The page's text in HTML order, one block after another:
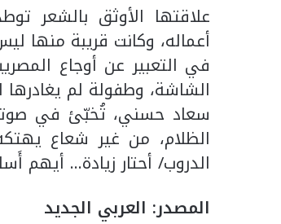
علاقتها الأوثق بالشعر
أعماله، وكانت قريبة منها
في التعبير عن أوجاع
الشاشة، وطفولة لم
سعاد حسني، تُخبّئ في
الظلام، من غير شعاع
الدروب/ أحتار زيادة… أيهم
المصدر: العربي الجديد